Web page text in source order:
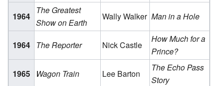
1964
The Greatest
Show on Earth
Wally Walker Man in a Hole
1964 The Reporter Nick Castle
How Much for a
Prince?
1965
Wagon Train Lee Barton
The Echo Pass
Story